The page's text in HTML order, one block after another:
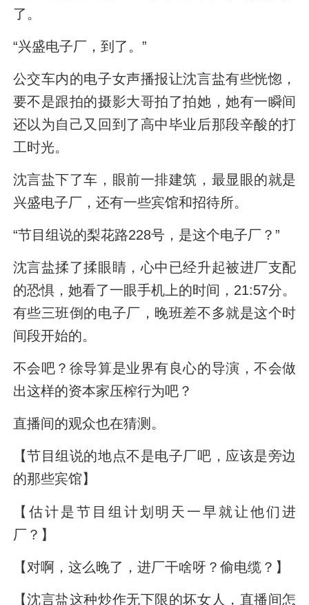
了。
“兴盛电子厂，到了。”
公交车内的电子女声播报让沈言盐有些恍惚，
要不是跟拍的摄影大哥拍了拍她，她有一瞬间
还以为自己又回到了高中毕业后那段辛酸的打
工时光。
沈言盐下了车，眼前一排建筑，最显眼的就是
兴盛电子厂，还有一些宾馆和招待所。
“节目组说的梨花路228号，是这个电子厂？”
沈言盐揉了揉眼睛，心中已经升起被进厂支配
的恐惧，她看了一眼手机上的时间，21:57分。
有些三班倒的电子厂，晚班差不多就是这个时
间段开始的。
不会吧？徐导算是业界有良心的导演，不会做
出这样的资本家压榨行为吧？
直播间的观众也在猜测。
【节目组说的地点不是电子厂吧，应该是旁边
的那些宾馆】
【估计是节目组计划明天一早就让他们进
厂？】
【对啊，这么晚了，进厂干啥呀？偷电缆？】
【沈言盐这种炒作无下限的坏女人，直播间怎